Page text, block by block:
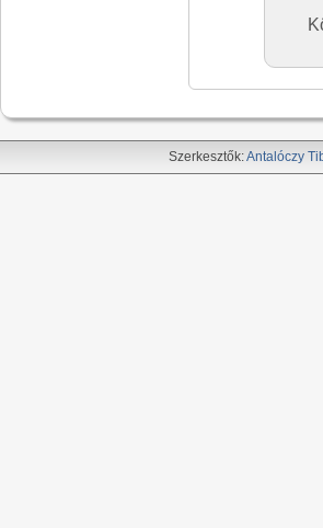
Szerkesztők:Antalóczy